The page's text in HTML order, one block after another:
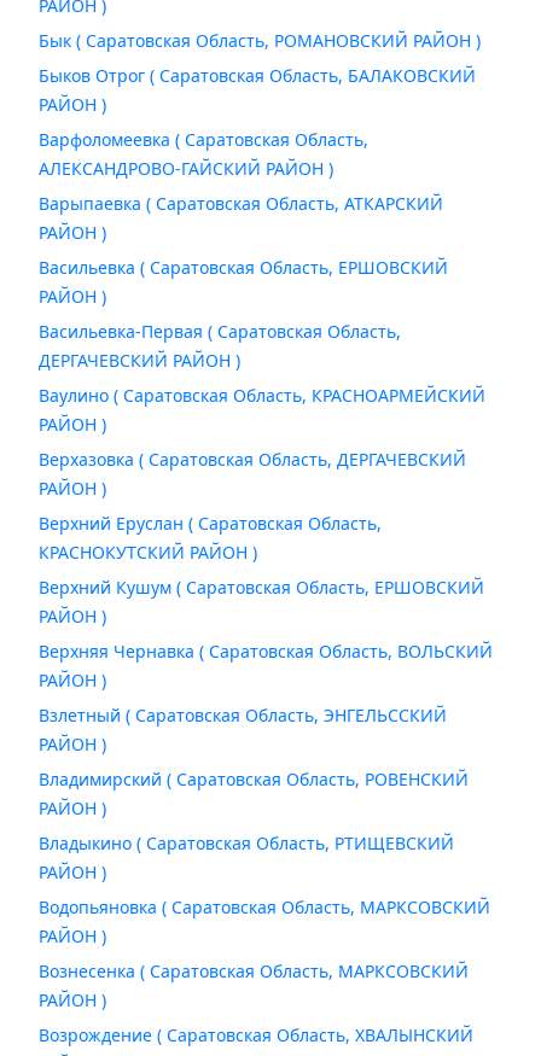
РАЙОН )
Бык ( Саратовская Область, РОМАНОВСКИЙ РАЙОН )
Быков Отрог ( Саратовская Область, БАЛАКОВСКИЙ
РАЙОН )
Варфоломеевка ( Саратовская Область,
АЛЕКСАНДРОВО-ГАЙСКИЙ РАЙОН )
Варыпаевка ( Саратовская Область, АТКАРСКИЙ
РАЙОН )
Васильевка ( Саратовская Область, ЕРШОВСКИЙ
РАЙОН )
Васильевка-Первая ( Саратовская Область,
ДЕРГАЧЕВСКИЙ РАЙОН )
Ваулино ( Саратовская Область, КРАСНОАРМЕЙСКИЙ
РАЙОН )
Верхазовка ( Саратовская Область, ДЕРГАЧЕВСКИЙ
РАЙОН )
Верхний Еруслан ( Саратовская Область,
КРАСНОКУТСКИЙ РАЙОН )
Верхний Кушум ( Саратовская Область, ЕРШОВСКИЙ
РАЙОН )
Верхняя Чернавка ( Саратовская Область, ВОЛЬСКИЙ
РАЙОН )
Взлетный ( Саратовская Область, ЭНГЕЛЬССКИЙ
РАЙОН )
Владимирский ( Саратовская Область, РОВЕНСКИЙ
РАЙОН )
Владыкино ( Саратовская Область, РТИЩЕВСКИЙ
РАЙОН )
Водопьяновка ( Саратовская Область, МАРКСОВСКИЙ
РАЙОН )
Вознесенка ( Саратовская Область, МАРКСОВСКИЙ
РАЙОН )
Возрождение ( Саратовская Область, ХВАЛЫНСКИЙ